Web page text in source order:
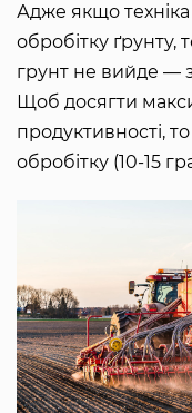
Адже якщо
обробітку ґрунту,
грунт не вийде —
Щоб досягти
продуктивності,
обробітку (10-15